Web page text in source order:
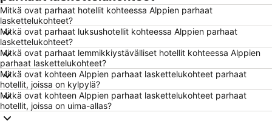
Hotellit – Vantaa
Hotellit – Pariisi
Hotellit – Rooma
Hotellit – Berliini
Hotellit – Kalajoki
Hotellit – Phuket
Hotellit – Malta
Hotellit – Teneriffa
Hotellit – Aurinkorannikko
Hotellit – Gardajärvi
Hotellit – Koh Samui
Hotellit – Koh Lanta
Mitkä ovat parhaat hotellit kohteessa Alppien parhaat
laskettelukohteet?
Mitkä ovat parhaat luksushotellit kohteessa Alppien parhaat
laskettelukohteet?
Mitkä ovat parhaat lemmikkiystävälliset hotellit kohteessa Alppien
parhaat laskettelukohteet?
Mitkä ovat kohteen Alppien parhaat laskettelukohteet parhaat
hotellit, joissa on kylpylä?
Mitkä ovat kohteen Alppien parhaat laskettelukohteet parhaat
hotellit, joissa on uima-allas?